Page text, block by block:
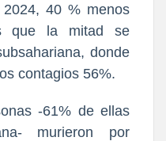
40 % menos
que la mitad se
donde
contagios 56%.
-61% de ellas
murieron por